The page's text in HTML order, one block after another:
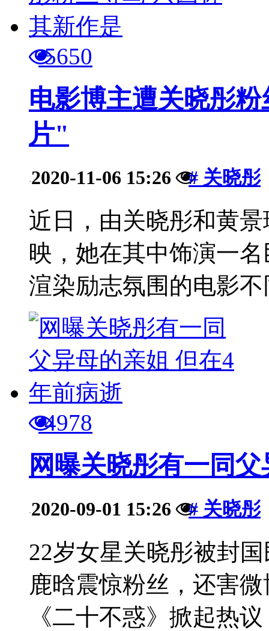
5650
电影博主遭关晓彤
片"
·2020-11-06 15:26 # 关晓彤
近日，由关晓彤和黄
映，她在其中饰演一
渲染励志氛围的电影
4978
网曝关晓彤有一同
·2020-09-01 15:26 # 关晓彤
22岁女星关晓彤被封
鹿晗震惊粉丝，还害
《二十不惑》掀起热